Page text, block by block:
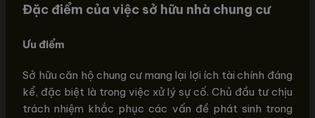
Đặc điểm của việc sở hữu nhà chung cư
Ưu điểm
Sở hữu căn hộ chung cư mang lại lợi ích tài chính đáng
kể, đặc biệt là trong việc xử lý sự cố. Chủ đầu tư chịu
trách nhiệm khắc phục các vấn đề phát sinh trong